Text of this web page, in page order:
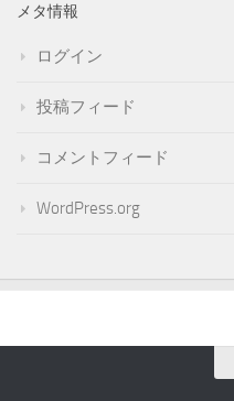
メタ情報
ログイン
投稿フィード
コメントフィード
WordPress.org